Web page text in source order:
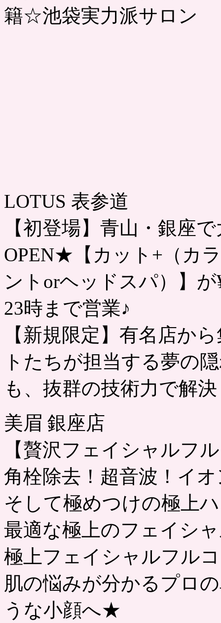
籍☆池袋実力派サロン
LOTUS 表参道
【初登場】青山・銀座
OPEN★【カット+（カ
ントorヘッドスパ）】
23時まで営業♪
【新規限定】有名店か
トたちが担当する夢の
も、抜群の技術力で解
美眉 銀座店
【贅沢フェイシャルフ
角栓除去！超音波！イ
そして極めつけの極上
最適な極上のフェイシ
極上フェイシャルフル
肌の悩みが分かるプロ
うな小顔へ★